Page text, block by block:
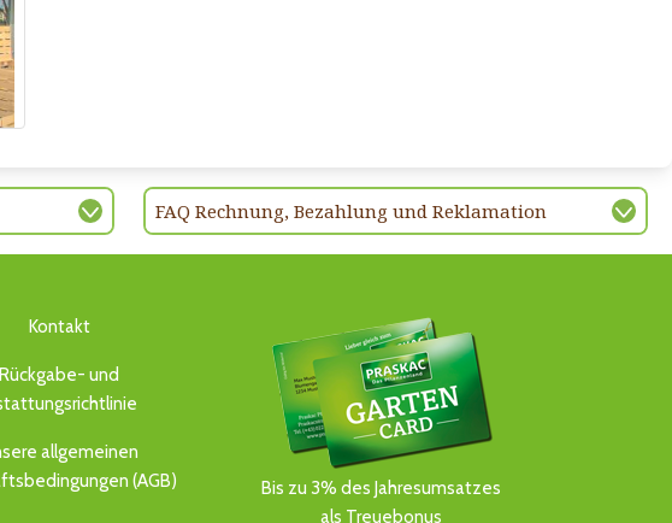
FAQ Rechnung, Bezahlung und Reklamation
Kontakt
Rückgabe- und
allgemeinen
(AGB)
Bis zu 3% des Jahresumsatzes
als Treuebonus